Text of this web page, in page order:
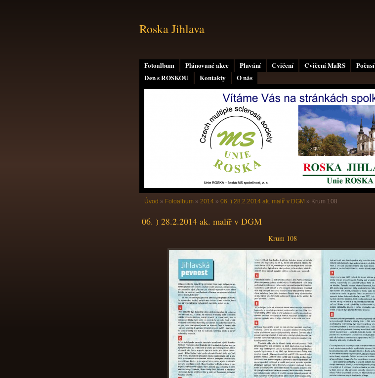
Fotoalbum Plánované akce Plavání Cvičení Cvičení MaRS Počasí
Den s ROSKOU
Kontakty O nás
Roska Jihlava
Úvod » Fotoalbum » 2014 » 06. ) 28.2.2014 ak. malíř v DGM » Krum 108
06. ) 28.2.2014 ak. malíř v DGM
Krum 108